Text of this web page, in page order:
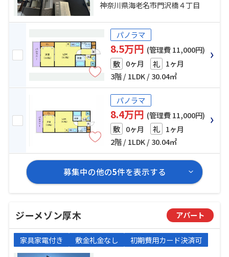
木市） 停歩20分
神奈川県海老名市門沢橋４丁目
パノラマ
8.5万円 (管理費 11,000円)
敷 0ヶ月 礼 1ヶ月
3階 / 1LDK / 30.04㎡
パノラマ
8.4万円 (管理費 11,000円)
敷 0ヶ月 礼 1ヶ月
2階 / 1LDK / 30.04㎡
募集中の他の5件を表示する
ジーメゾン厚木 アパート
家具家電付き 敷金礼金なし 初期費用カード決済可